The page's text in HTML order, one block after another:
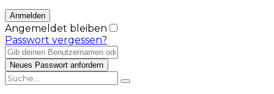
Angemeldet bleiben
Passwort vergessen?